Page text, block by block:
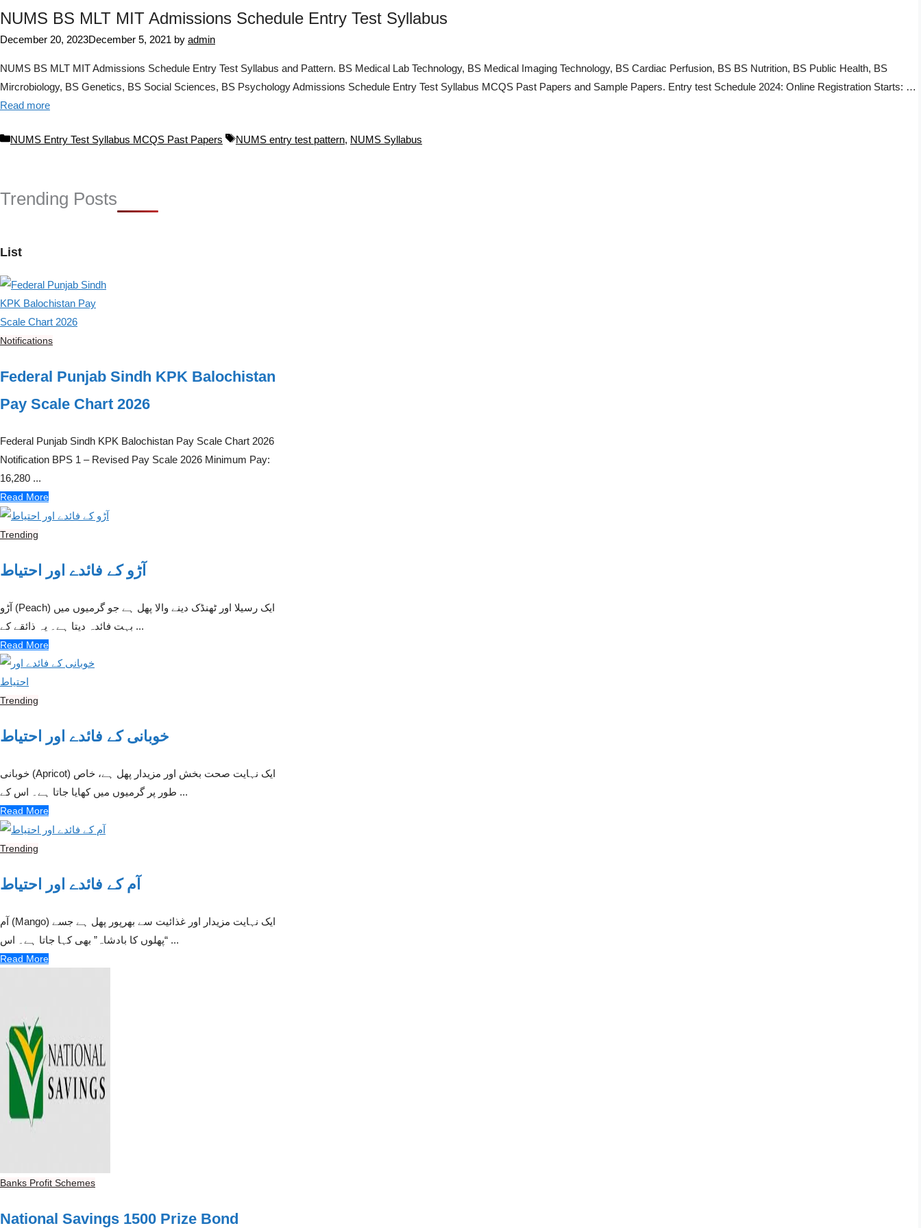
NUMS BS MLT MIT Admissions Schedule Entry Test Syllabus
December 20, 2023December 5, 2021 by admin
NUMS BS MLT MIT Admissions Schedule Entry Test Syllabus and Pattern. BS Medical Lab Technology, BS Medical Imaging Technology, BS Cardiac Perfusion, BS BS Nutrition, BS Public Health, BS
Mircrobiology, BS Genetics, BS Social Sciences, BS Psychology Admissions Schedule Entry Test Syllabus MCQS Past Papers and Sample Papers. Entry test Schedule 2024: Online Registration Starts: …
Read more
Categories
NUMS Entry Test Syllabus MCQS Past Papers Tags
NUMS entry test pattern, NUMS Syllabus
Trending Posts
List
Notifications
Federal Punjab Sindh KPK Balochistan
Pay Scale Chart 2026
Federal Punjab Sindh KPK Balochistan Pay Scale Chart 2026
Notification BPS 1 – Revised Pay Scale 2026 Minimum Pay:
16,280 ...
Read More
Trending
آڑو کے فائدے اور احتیاط
آڑو (Peach) ایک رسیلا اور ٹھنڈک دینے والا پھل ہے جو گرمیوں میں
بہت فائدہ دیتا ہے۔ یہ ذائقے کے ...
Read More
Trending
خوبانی کے فائدے اور احتیاط
خوبانی (Apricot) ایک نہایت صحت بخش اور مزیدار پھل ہے، خاص
طور پر گرمیوں میں کھایا جاتا ہے۔ اس کے ...
Read More
Trending
آم کے فائدے اور احتیاط
آم (Mango) ایک نہایت مزیدار اور غذائیت سے بھرپور پھل ہے جسے
“پھلوں کا بادشاہ” بھی کہا جاتا ہے۔ اس ...
Read More
Banks Profit Schemes
National Savings 1500 Prize Bond